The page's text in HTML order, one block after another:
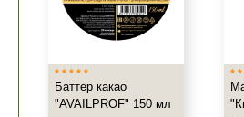
Баттер какао
"AVAILPROF" 150 мл